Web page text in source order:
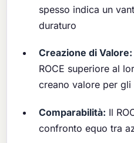
spesso indica un
duraturo
Creazione di Valore:
ROCE superiore al
creano valore per gli
Comparabilità: Il
confronto equo tra